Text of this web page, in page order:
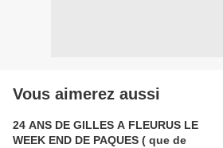
Vous aimerez aussi
24 ANS DE GILLES A FLEURUS LE
WEEK END DE PAQUES ( que de